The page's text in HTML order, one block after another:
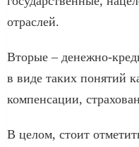
отраслей.
Вторые – денежно-
в виде таких понятий
компенсации,
В целом, стоит